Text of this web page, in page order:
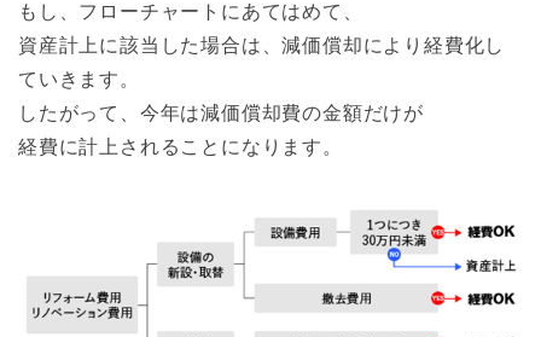
もし、フローチャートにあてはめて、
資産計上に該当した場合は、減価償却により経費化し
ていきます。
したがって、今年は減価償却費の金額だけが
経費に計上されることになります。